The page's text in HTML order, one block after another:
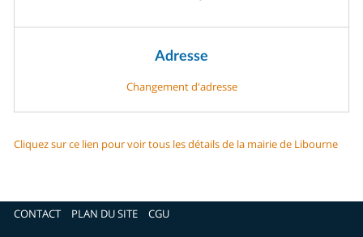
Adresse
Changement d'adresse
Cliquez sur ce lien pour voir tous les détails de la mairie de Libourne
CONTACT PLAN DU SITE CGU